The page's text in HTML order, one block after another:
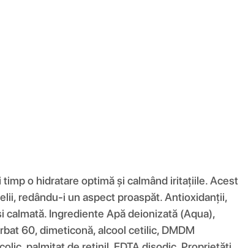
o hidratare optimă și calmând iritațiile. Acest
redându-i un aspect proaspăt. Antioxidanții,
Ingrediente Apă deionizată (Aqua),
60, dimeticonă, alcool cetilic, DMDM